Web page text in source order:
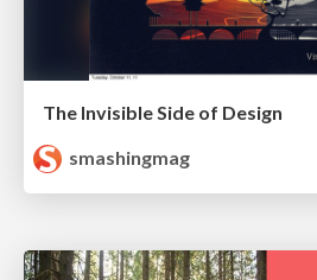
The Invisible Side of Design
smashingmag